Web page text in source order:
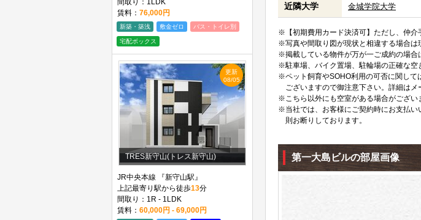
間取り：1LDK
賃料： 76,000円
新築・築浅 敷金ゼロ バス・トイレ別
宅配ボックス
更新
08/05
TRES新守山(トレス新守山)
JR中央本線 『新守山駅』
上記最寄り駅から徒歩13分
間取り：1R - 1LDK
賃料： 60,000円 - 69,000円
近隣大学 金城学院大学
※【初期費用カード決済可】ただし、仲介
※写真や間取り図が現状と相違する場合は
※掲載している物件が万が一ご成約の場合
※駐車場、バイク置場、駐輪場の正確な空
※ペット飼育やSOHO利用の可否に関して
ございますので御注意下さい。詳細はメ
※こちら以外にも空室がある場合がござい
※当社では、お客様にご契約時にお支払い
則お断りしております。
第一大島ビルの部屋画像